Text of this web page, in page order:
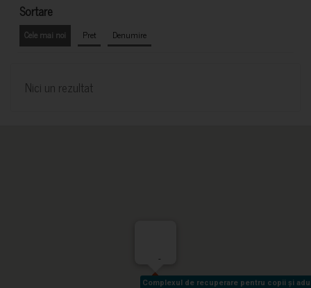
Sortare
Cele mai noi Pret Denumire
Nici un rezultat
Complexul de recuperare pentru copii și
Complexul de recuperare pentru copii și
-